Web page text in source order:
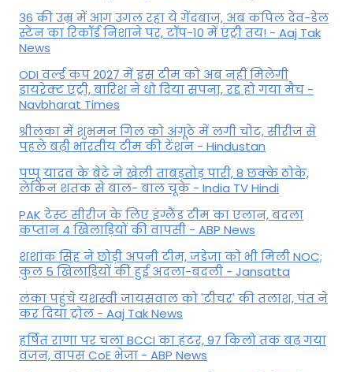
36 की उम्र में आग उगल रहा ये गेंदबाज, अब कपिल देव-डेल
स्टेन का रिकॉर्ड निशाने पर, टॉप-10 में एंट्री तय! - Aaj Tak
News
ODI वर्ल्ड कप 2027 में इस टीम को अब नहीं मिलेगी
डायरेक्ट एंट्री, बारिश ने धो दिया सपना, रद्द हो गया मैच -
Navbharat Times
श्रीलंका में शुभमन गिल को अंगूठे में लगी चोट, सीरीज से
पहले बढ़ी भारतीय टीम की टेंशन - Hindustan
पप्पू यादव के बेटे ने खेली ताबड़तोड़ पारी, 8 छक्के ठोके,
लेकिन शतक से बाल- बाल चूके - India TV Hindi
PAK टेस्ट सीरीज के लिए इंग्लैंड टीम का एलान, बदला
कप्तान 4 खिलाड़ियों की वापसी - ABP News
शशांक सिंह ने छोड़ी अपनी टीम, जडेजा को भी मिली NOC;
कुल 5 खिलाड़ियों की हुई अदला-बदली - Jansatta
लंका पहुंचे यशस्वी जायसवाल को 'टीचर' की तलाश, पंत ने
कर द‍िया ट्रोल - Aaj Tak News
हर्षित राणा पर चला BCCI का हंटर, 97 किलो तक बढ़ गया
वजन, वापस CoE भेजा - ABP News